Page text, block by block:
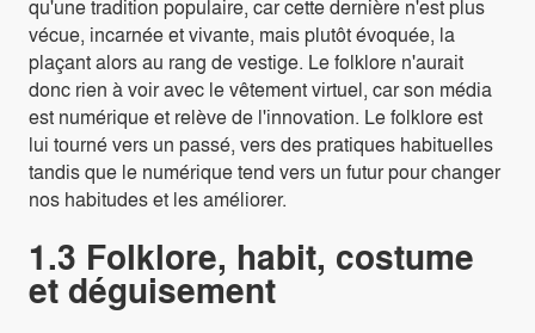
qu'une tradition populaire, car cette dernière n'est plus
vécue, incarnée et vivante, mais plutôt évoquée, la
plaçant alors au rang de vestige. Le folklore n'aurait
donc rien à voir avec le vêtement virtuel, car son média
est numérique et relève de l'innovation. Le folklore est
lui tourné vers un passé, vers des pratiques habituelles
tandis que le numérique tend vers un futur pour changer
nos habitudes et les améliorer.
1.3 Folklore, habit, costume
et déguisement